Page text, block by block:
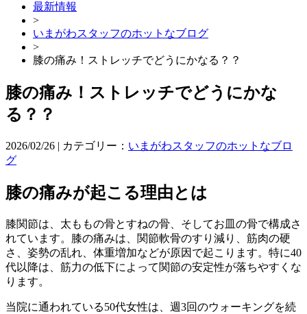
最新情報
>
いまがわスタッフのホットなブログ
>
膝の痛み！ストレッチでどうにかなる？？
膝の痛み！ストレッチでどうにかな
る？？
2026/02/26 | カテゴリー： いまがわスタッフのホットなブロ
グ
膝の痛みが起こる理由とは
膝関節は、太ももの骨とすねの骨、そしてお皿の骨で構成さ
れています。膝の痛みは、関節軟骨のすり減り、筋肉の硬
さ、姿勢の乱れ、体重増加などが原因で起こります。特に40
代以降は、筋力の低下によって関節の安定性が落ちやすくな
ります。
当院に通われている50代女性は、週3回のウォーキングを続